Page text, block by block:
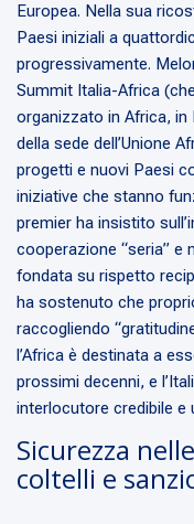
Europea. Nella sua
Paesi iniziali a
progressivamente.
Summit Italia-Africa
organizzato in Africa, in
della sede dell’Unione
progetti e nuovi Paesi
iniziative che stanno
premier ha insistito
cooperazione “seria” e
fondata su rispetto
ha sostenuto che
raccogliendo
l’Africa è destinata a
prossimi decenni, e
interlocutore credibile e
Sicurezza
coltelli e